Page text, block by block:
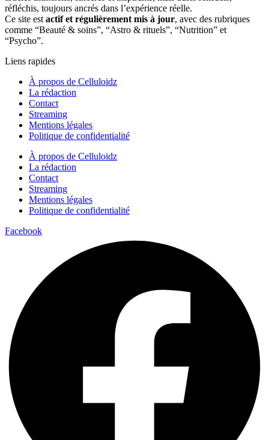
réfléchis, toujours ancrés dans l’expérience réelle.
Ce site est actif et régulièrement mis à jour, avec des rubriques
comme “Beauté & soins”, “Astro & rituels”, “Nutrition” et
“Psycho”.
Liens rapides
À propos de Celluloidz
La rédaction
Contact
Streaming
Mentions légales
Politique de confidentialité
À propos de Celluloidz
La rédaction
Contact
Streaming
Mentions légales
Politique de confidentialité
Facebook